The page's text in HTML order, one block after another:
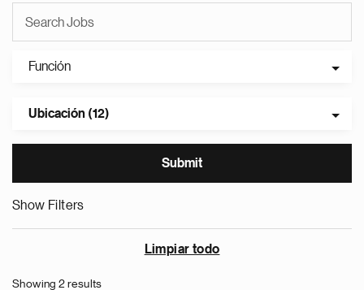
Función
Ubicación (12)
Show Filters
Limpiar todo
Showing 2 results